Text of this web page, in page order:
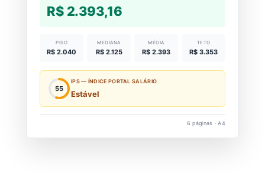
R$ 2.393,16
PISO
R$ 2.040
MEDIANA
R$ 2.125
MÉDIA
R$ 2.393
TETO
R$ 3.353
55
IPS — ÍNDICE PORTAL SALÁRIO
Estável
6 páginas · A4